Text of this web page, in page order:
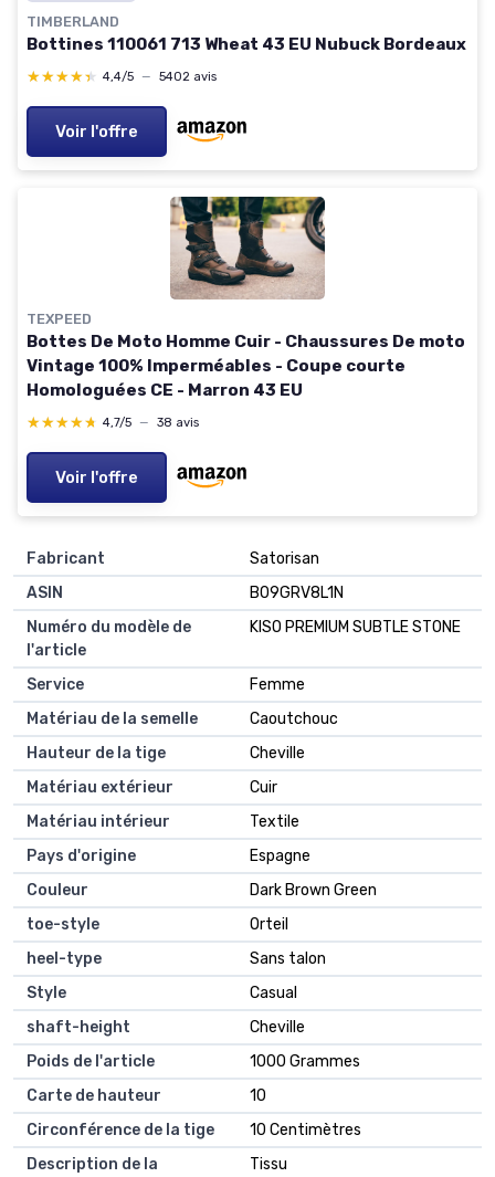
TIMBERLAND
Bottines 110061 713 Wheat 43 EU Nubuck Bordeaux
★★★★★
★★★★★ 4,4/5 — 5402 avis
Voir l'offre
TEXPEED
Bottes De Moto Homme Cuir - Chaussures De moto
Vintage 100% Imperméables - Coupe courte
Homologuées CE - Marron 43 EU
★★★★★
★★★★★ 4,7/5 — 38 avis
Voir l'offre
Fabricant
Satorisan
ASIN
B09GRV8L1N
Numéro du modèle de
l'article
KISO PREMIUM SUBTLE STONE
Service
Femme
Matériau de la semelle
Caoutchouc
Hauteur de la tige
Cheville
Matériau extérieur
Cuir
Matériau intérieur
Textile
Pays d'origine
Espagne
Couleur
Dark Brown Green
toe-style
Orteil
heel-type
Sans talon
Style
Casual
shaft-height
Cheville
Poids de l'article
1000 Grammes
Carte de hauteur
10
Circonférence de la tige
10 Centimètres
Description de la
Tissu